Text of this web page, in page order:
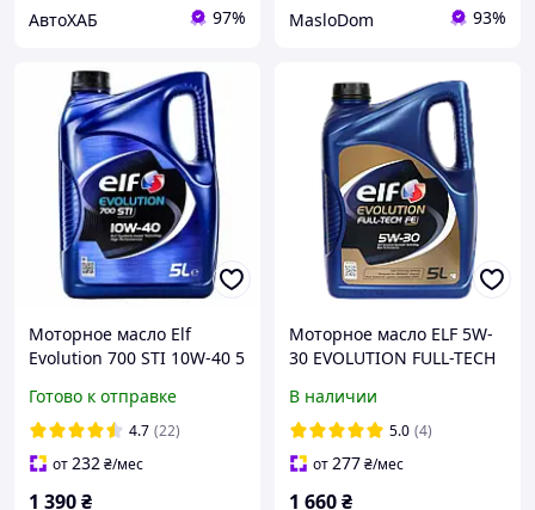
АвтоХАБ 97% MasloDom 93%
Моторное масло Elf
Evolution 700 STI 10W-40 5
Готово к отправке
4.7 (22)
от232₴/мес
1 390₴
Моторное масло ELF 5W-
30 EVOLUTION FULL-TECH
(216689)
В наличии
5.0 (4)
от277₴/мес
1 660₴